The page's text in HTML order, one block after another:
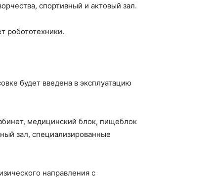
спортивный и актовый зал.
робототехники.
будет введена в эксплуатацию
медицинский блок, пищеблок
зал, специализированные
направления с